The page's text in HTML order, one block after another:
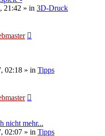
21:42 » in 3D-Druck
02:18 » in Tipps
nicht mehr...
02:07 » in Tipps